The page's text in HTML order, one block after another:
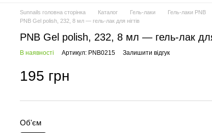
Sunnails головна сторінка Каталог Гель-лаки
Гель-лаки PNB
PNB Gel polish, 232, 8 мл — гель-лак для нігтів
PNB Gel polish, 232, 8 мл — гель-лак для
В наявності Артикул: PNB0215 Залишити відгук
195 грн
Об'єм